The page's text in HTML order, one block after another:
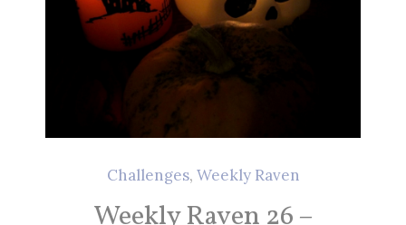
Challenges, Weekly Raven
Weekly Raven 26 –